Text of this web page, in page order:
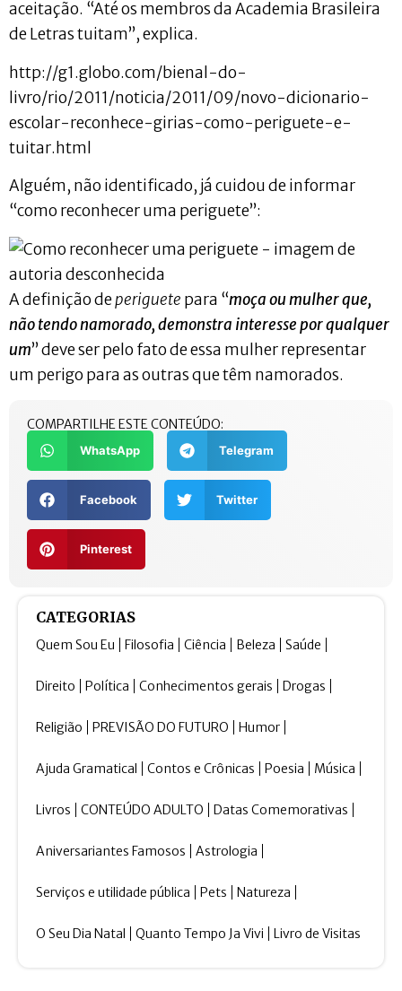
aceitação. “Até os membros da Academia Brasileira
de Letras tuitam”, explica.
http://g1.globo.com/bienal-do-
livro/rio/2011/noticia/2011/09/novo-dicionario-
escolar-reconhece-girias-como-periguete-e-
tuitar.html
Alguém, não identificado, já cuidou de informar
“como reconhecer uma periguete”:
A definição deperiguete para “moça ou mulher que,
não tendo namorado, demonstra interesse por qualquer
um” deve ser pelo fato de essa mulher representar
um perigo para as outras que têm namorados.
COMPARTILHE ESTE CONTEÚDO:
WhatsApp Telegram
Facebook Twitter
Pinterest
CATEGORIAS
Quem Sou Eu Filosofia Ciência Beleza Saúde
Direito Política Conhecimentos gerais Drogas
Religião PREVISÃO DO FUTURO Humor
Ajuda Gramatical Contos e Crônicas Poesia Música
Livros CONTEÚDO ADULTO Datas Comemorativas
Aniversariantes Famosos Astrologia
Serviços e utilidade pública Pets Natureza
O Seu Dia Natal Quanto Tempo Ja Vivi Livro de Visitas